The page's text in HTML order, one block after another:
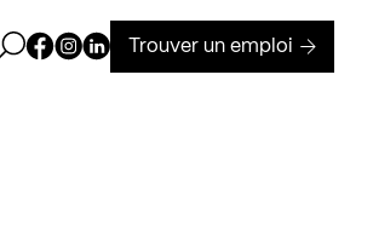
Ouvrir la barre de recherche
Page Facebook de Kollectif
Page Instagram de Kollectif
Page Linkedin de Kollectif
Trouver un emploi